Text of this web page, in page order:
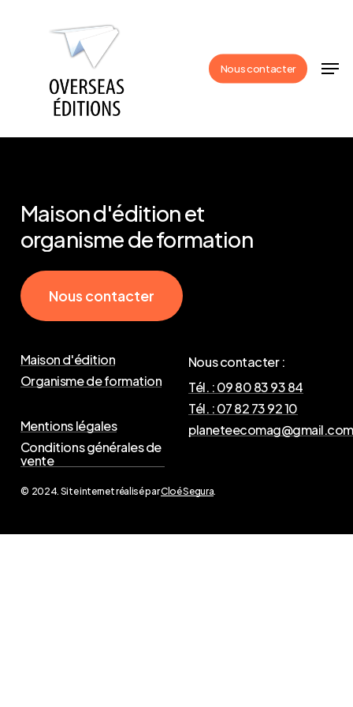
content
Nous contacter
Maisond'éditionet
organismedeformation
Nous contacter
Maison d'édition
Organisme de formation
Mentions légales
Conditions générales de
vente
Nous contacter :
Tél. : 09 80 83 93 84
Tél. : 07 82 73 92 10
planeteecomag@gmail.com
© 2024. Site internet réalisé parCloé Segura.
Menu